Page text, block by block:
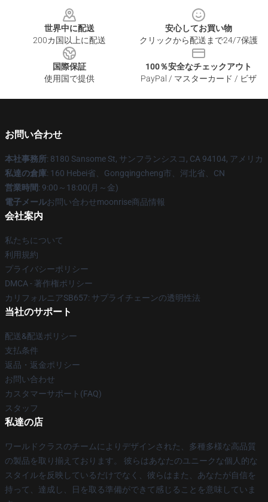
世界中に配送
200カ国以上に配送
安心してお買い物
クリックから配送まで24/7保護
国際保証
使用国で提供
100％安全なチェックアウト
PayPal / マスターカード / ビザ
お問い合わせ
本社事務所: 8180 Sansome St, サンフランシスコ, CA 94104, アメリカ
私達の倉庫: 160 Hebei省、Gongqingcheng市、河北省、CN
営業時間: 9:00～18:00(月～金)
電子メールお問い合わせmoonrise商品情報
会社案内
私たちについて
利用規約
プライバシーポリシー
DMCA - 著作権ポリシー
カリフォルニアSB657: サプライチェーンの透明性法
当社のサポート
配送&配送ポリシー
支払条件
返品・返金ポリシー
お問い合わせ
カスタマーサポート(FAQ)
スタッフ
私達の店
ワールドクラスのチームによりデザインされた、多種多様な高品質
の製品を取り揃えております。 彼らはあなたのユニークな個人的な
スタイルを反映しているだけでなく、彼らはまた、あなたが自信を
持って、達成し、日を取る準備ができて感じることを意味していま